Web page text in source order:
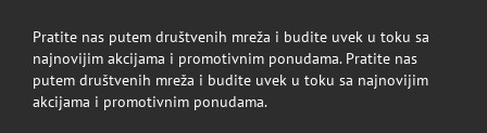
Pratite nas putem društvenih mreža i budite uvek u toku sa
najnovijim akcijama i promotivnim ponudama. Pratite nas
putem društvenih mreža i budite uvek u toku sa najnovijim
akcijama i promotivnim ponudama.